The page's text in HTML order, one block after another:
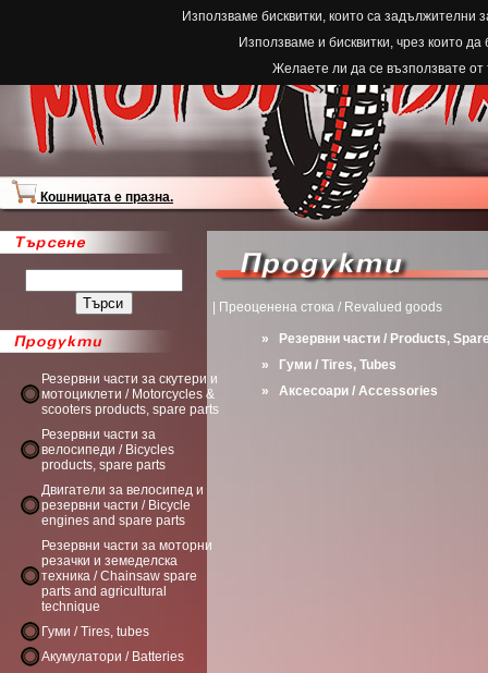
Използваме бисквитки, които са задължителни
Използваме и бисквитки, чрез които
Желаете ли да се възползвате от
Резервни части за скутери и
мотоциклети / Motorcycles &
scooters products, spare parts
Резервни части за
велосипеди / Bicycles
products, spare parts
Двигатели за велосипед и
резервни части / Bicycle
engines and spare parts
Резервни части за моторни
резачки и земеделска
техника / Chainsaw spare
parts and agricultural
technique
Гуми / Tires, tubes
Акумулатори / Batteries
Кошницата е празна.
| Преоценена стока / Revalued goods
»
Резервни части / Products,
»
Гуми / Tires, Tubes
» Аксесоари / Accessories